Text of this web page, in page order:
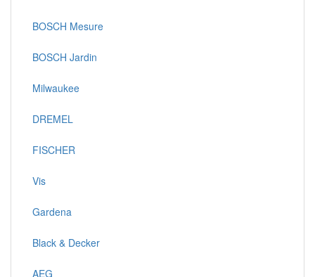
BOSCH Mesure
BOSCH Jardin
Milwaukee
DREMEL
FISCHER
Vis
Gardena
Black & Decker
AEG